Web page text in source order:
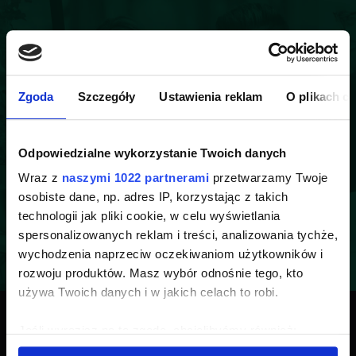
Zgoda Szczegóły Ustawienia reklam O plikach
Odpowiedzialne wykorzystanie Twoich danych
Wraz z naszymi 1022 partnerami przetwarzamy Twoje
osobiste dane, np. adres IP, korzystając z takich
technologii jak pliki cookie, w celu wyświetlania
spersonalizowanych reklam i treści, analizowania tychże,
wychodzenia naprzeciw oczekiwaniom użytkowników i
rozwoju produktów. Masz wybór odnośnie tego, kto
używa Twoich danych i w jakich celach to robi.
Umów bezpłatną